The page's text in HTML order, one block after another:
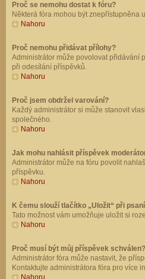
Proč se nemohu dostat k fóru?
Některá fóra mohou být znepřístupněna
Nahoru
Proč nemohu přidávat přílohy?
Administrátor může povolovat přidávání
při odesílání příspěvků.
Nahoru
Proč jsem obdržel varování?
Každý administrátor si může stanovit
společného.
Nahoru
Jak mohu nahlásit příspěvek
Administrátor může na fóru povolit
příspěvku.
Nahoru
K čemu slouží tlačítko „Uložit“ při
Tato možnost vám umožňuje uložit si
Nahoru
Proč musí být můj příspěvek schválen?
Administrátor fóra může nastavit, že
Kontaktujte administrátora fóra pro více
Nahoru